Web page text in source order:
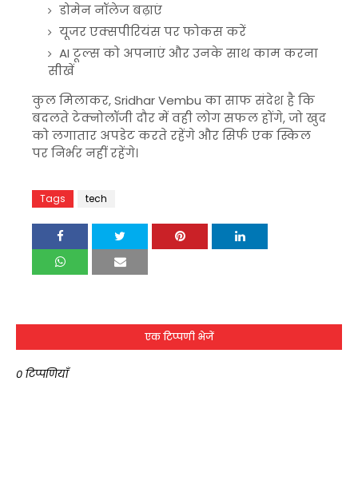
डोमेन नॉलेज बढ़ाएं
यूजर एक्सपीरियंस पर फोकस करें
AI टूल्स को अपनाएं और उनके साथ काम करना
सीखें
कुल मिलाकर,Sridhar Vembu का साफ संदेश है कि
बदलते टेक्नोलॉजी दौर में वही लोग सफल होंगे, जो खुद
को लगातार अपडेट करते रहेंगे और सिर्फ एक स्किल
पर निर्भर नहीं रहेंगे।
Tags tech
एक टिप्पणी भेजें
0 टिप्पणियाँ